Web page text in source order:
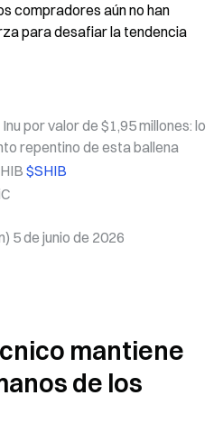
compradores aún no han
para desafiar la tendencia
por valor de $1,95 millones: lo
repentino de esta ballena
$SHIB
5 de junio de 2026
mantiene
de los